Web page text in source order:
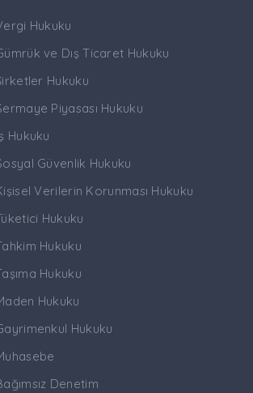
Hukuku
ve Dış Ticaret Hukuku
Hukuku
Piyasası Hukuku
Hukuku
Güvenlik Hukuku
Verilerin Korunması Hukuku
Hukuku
Hukuku
Hukuku
Hukuku
Hukuku
Denetim